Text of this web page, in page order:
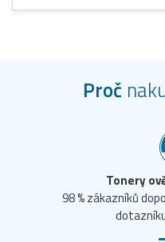
Proč
Tonery
98 % zákazníků